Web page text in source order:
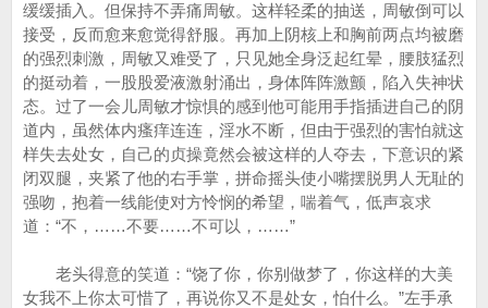
缓缓插入。但保持不弄痛周敏。这样轻柔的抽送，周敏倒可以
接受，反而愈来愈觉得舒服。再加上阴核上和胸前两点均被磨
的强烈刺激，周敏又难受了，只见她全身泛起红晕，腰肢猛烈
的挺动着，一股股爱液激射涌出，身体阵阵激颤，陷入失神状
态。过了一会儿周敏才惊惧的感到他可能用手指插进自己的阴
道内，虽然体内瘙痒连连，淫水不断，但由于强烈的害怕就这
样失去处女，自己的贞操竟然会被这样的人夺去，下意识的紧
闭双腿，夹紧了他的右手掌，拼命摇头使小嘴摆脱男人无耻的
强吻，抱着一线能使对方怜悯的希望，喘着气，低声哀求
道：“不，……不要……不可以，……”
老头得意的笑道：“饶了你，你别做梦了，你这样的大美
女我不上你太可惜了，再说你又不是处女，怕什么。”左手承